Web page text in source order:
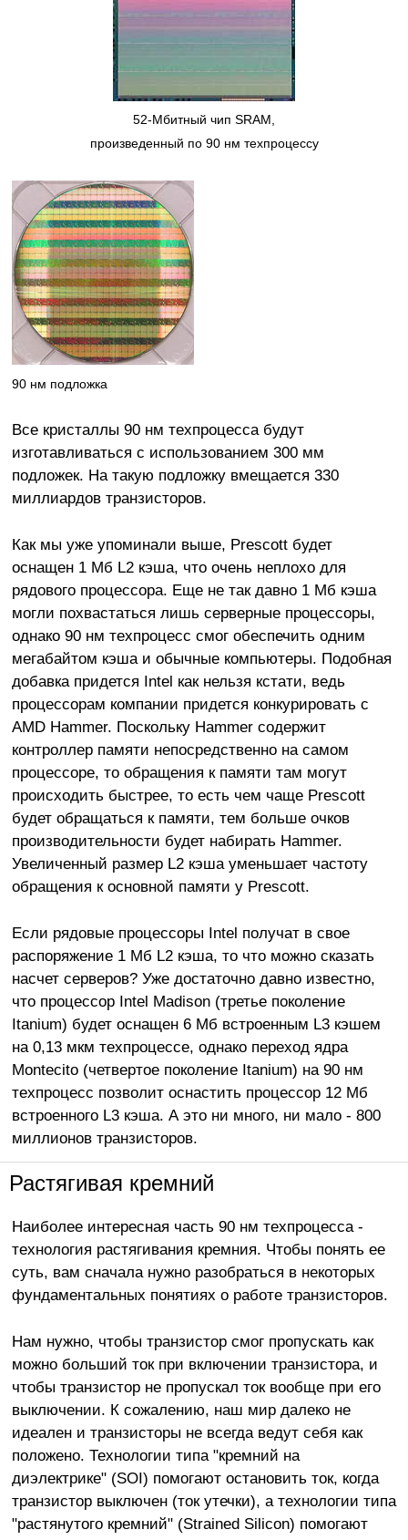
52-Мбитный чип SRAM,
произведенный по 90 нм техпроцессу
90 нм подложка
Все кристаллы 90 нм техпроцесса будут
изготавливаться с использованием 300 мм
подложек. На такую подложку вмещается 330
миллиардов транзисторов.
Как мы уже упоминали выше, Prescott будет
оснащен 1 Мб L2 кэша, что очень неплохо для
рядового процессора. Еще не так давно 1 Мб кэша
могли похвастаться лишь серверные процессоры,
однако 90 нм техпроцесс смог обеспечить одним
мегабайтом кэша и обычные компьютеры. Подобная
добавка придется Intel как нельзя кстати, ведь
процессорам компании придется конкурировать с
AMD Hammer. Поскольку Hammer содержит
контроллер памяти непосредственно на самом
процессоре, то обращения к памяти там могут
происходить быстрее, то есть чем чаще Prescott
будет обращаться к памяти, тем больше очков
производительности будет набирать Hammer.
Увеличенный размер L2 кэша уменьшает частоту
обращения к основной памяти у Prescott.
Если рядовые процессоры Intel получат в свое
распоряжение 1 Мб L2 кэша, то что можно сказать
насчет серверов? Уже достаточно давно известно,
что процессор Intel Madison (третье поколение
Itanium) будет оснащен 6 Мб встроенным L3 кэшем
на 0,13 мкм техпроцессе, однако переход ядра
Montecito (четвертое поколение Itanium) на 90 нм
техпроцесс позволит оснастить процессор 12 Мб
встроенного L3 кэша. А это ни много, ни мало - 800
миллионов транзисторов.
Растягивая кремний
Наиболее интересная часть 90 нм техпроцесса -
технология растягивания кремния. Чтобы понять ее
суть, вам сначала нужно разобраться в некоторых
фундаментальных понятиях о работе транзисторов.
Нам нужно, чтобы транзистор смог пропускать как
можно больший ток при включении транзистора, и
чтобы транзистор не пропускал ток вообще при его
выключении. К сожалению, наш мир далеко не
идеален и транзисторы не всегда ведут себя как
положено. Технологии типа "кремний на
диэлектрике" (SOI) помогают остановить ток, когда
транзистор выключен (ток утечки), а технологии типа
"растянутого кремний" (Strained Silicon) помогают